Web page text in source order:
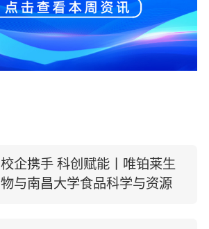
校企携手 科创赋能丨唯铂莱生
物与南昌大学食品科学与资源